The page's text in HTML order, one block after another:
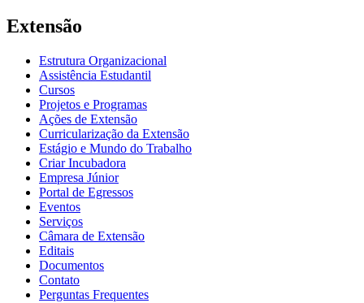
Extensão
Estrutura Organizacional
Assistência Estudantil
Cursos
Projetos e Programas
Ações de Extensão
Curricularização da Extensão
Estágio e Mundo do Trabalho
Criar Incubadora
Empresa Júnior
Portal de Egressos
Eventos
Serviços
Câmara de Extensão
Editais
Documentos
Contato
Perguntas Frequentes